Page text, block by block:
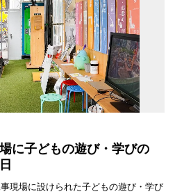
に子どもの遊び・学びの
現場に設けられた子どもの遊び・学び